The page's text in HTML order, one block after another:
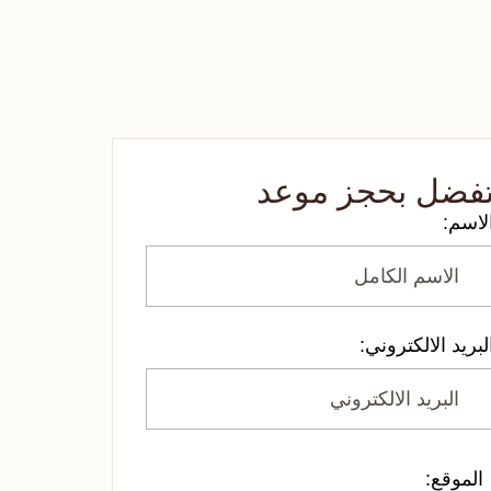
بحجز موعد
الاسم:
البريد الالكتروني:
الموقع: